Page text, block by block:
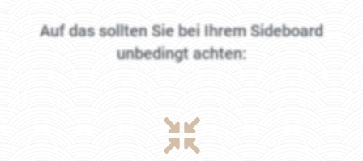
Auf das sollten Sie bei Ihrem Sideboard
unbedingt achten: